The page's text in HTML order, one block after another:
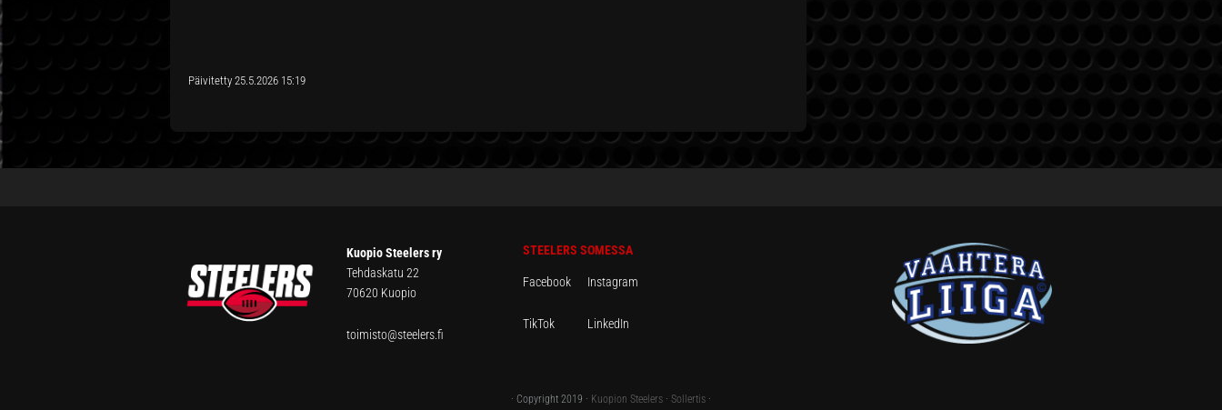
Päivitetty 25.5.2026 15:19
Kuopio Steelers ry
Tehdaskatu 22
70620 Kuopio
toimisto@steelers.fi
STEELERS SOMESSA
Facebook Instagram
TikTok LinkedIn
· Copyright 2019 · Kuopion Steelers · Sollertis ·